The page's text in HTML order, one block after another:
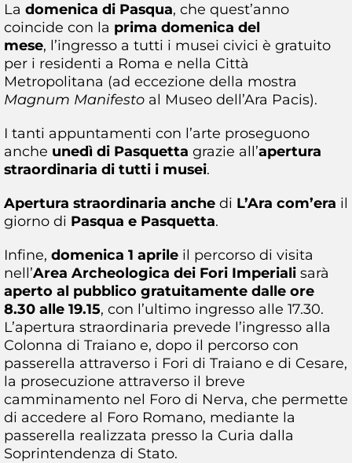
La domenica di Pasqua, che quest’anno
coincide con la prima domenica del
mese, l’ingresso a tutti i musei civici è gratuito
per i residenti a Roma e nella Città
Metropolitana (ad eccezione della mostra
Magnum Manifesto al Museo dell’Ara Pacis).
I tanti appuntamenti con l’arte proseguono
anche unedì di Pasquetta grazie all’apertura
straordinaria di tutti i musei.
Apertura straordinaria anche di L’Ara com’era il
giorno di Pasqua e Pasquetta.
Infine, domenica 1 aprile il percorso di visita
nell’Area Archeologica dei Fori Imperiali sarà
aperto al pubblico gratuitamente dalle ore
8.30 alle 19.15, con l’ultimo ingresso alle 17.30.
L’apertura straordinaria prevede l’ingresso alla
Colonna di Traiano e, dopo il percorso con
passerella attraverso i Fori di Traiano e di Cesare,
la prosecuzione attraverso il breve
camminamento nel Foro di Nerva, che permette
di accedere al Foro Romano, mediante la
passerella realizzata presso la Curia dalla
Soprintendenza di Stato.